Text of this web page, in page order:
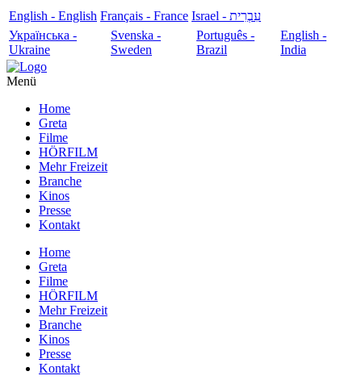
English - English Français - France
עִבְרִית - Israel
Українська -
Ukraine
Svenska -
Sweden
Português -
Brazil
English -
India
Menü
Home
Greta
Filme
HÖRFILM
Mehr Freizeit
Branche
Kinos
Presse
Kontakt
Home
Greta
Filme
HÖRFILM
Mehr Freizeit
Branche
Kinos
Presse
Kontakt